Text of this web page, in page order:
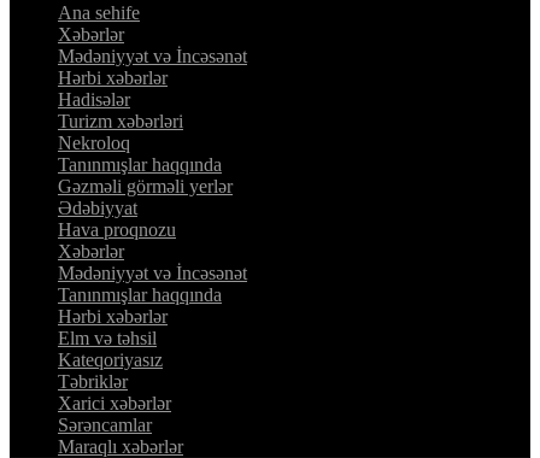
Ana sehife
Xəbərlər
Mədəniyyət və İncəsənət
Hərbi xəbərlər
Hadisələr
Turizm xəbərləri
Nekroloq
Tanınmışlar haqqında
Gəzməli görməli yerlər
Ədəbiyyat
Hava proqnozu
Xəbərlər
Mədəniyyət və İncəsənət
Tanınmışlar haqqında
Hərbi xəbərlər
Elm və təhsil
Kateqoriyasız
Təbriklər
Xarici xəbərlər
Sərəncamlar
Maraqlı xəbərlər